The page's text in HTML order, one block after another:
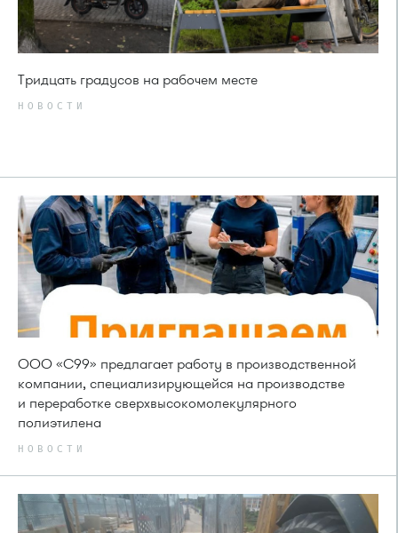
Тридцать градусов на рабочем месте
НОВОСТИ
ООО «С99» предлагает работу в производственной
компании, специализирующейся на производстве
и переработке сверхвысокомолекулярного
полиэтилена
НОВОСТИ